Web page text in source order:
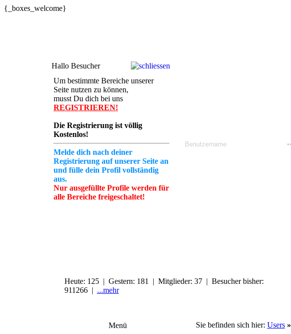
{_boxes_welcome}
Hallo Besucher
Um bestimmte Bereiche unserer
Seite nutzen zu können,
musst Du dich bei uns
REGISTRIEREN!
Die Registrierung ist völlig
Kostenlos!
Melde dich nach deiner
Registrierung auf unserer Seite an
und fülle dein Profil vollständig
aus.
Nur ausgefüllte Profile werden für
alle Bereiche freigeschaltet!
Heute: 125 | Gestern: 181 | Mitglieder: 37 | Besucher bisher:
911266 | ...mehr
Menü
Sie befinden sich hier: Users»